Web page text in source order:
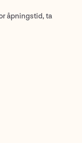
åpningstid, ta